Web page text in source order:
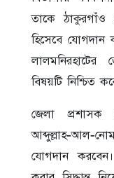
তাকে ঠাকুরগাঁও
হিসেবে যোগদান
লালমনিরহাটের
বিষয়টি নিশ্চিত
জেলা প্রশাসক
আব্দুল্লাহ-আল-
যোগদান